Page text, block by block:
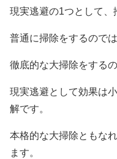
現実逃避の1つとして、
普通に掃除をするので
徹底的な大掃除をするの
現実逃避として効果は
解です。
本格的な大掃除ともな
ます。